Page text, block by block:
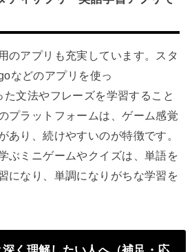
のアプリも充実しています。スタ
などのアプリを使っ
た文法やフレーズを学習すること
プラットフォームは、ゲーム感覚
あり、続けやすいのが特徴です。
ぶミニゲームやクイズは、単語を
になり、単調になりがちな学習を